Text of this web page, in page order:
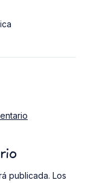
publicada. Los